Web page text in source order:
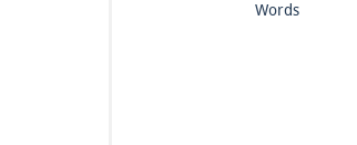
Stevie Wonder's Original